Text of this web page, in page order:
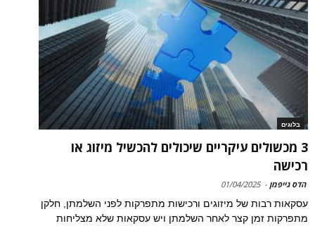
בלוגים
3 מכשולים עיקריים שיכולים להכשיל מיזוג או
רכישה
הדס גייפמן -
01/04/2025
עסקאות רבות של מיזוגים ורכישות מתפרקות לפני השלמתן, חלקן
מתפרקות זמן קצר לאחר השלמתן ויש עסקאות שלא מצליחות